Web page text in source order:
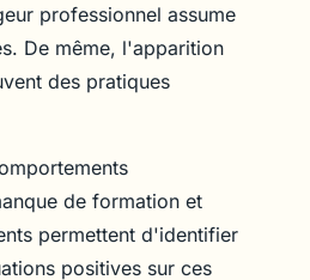
professionnel assume
De même, l'apparition
des pratiques
de formation et
permettent d'identifier
positives sur ces